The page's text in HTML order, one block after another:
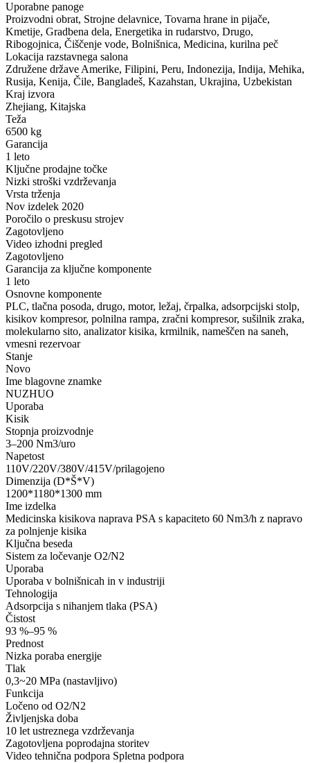
Uporabne panoge
Proizvodni obrat, Strojne delavnice, Tovarna hrane in pijače,
Kmetije, Gradbena dela, Energetika in rudarstvo, Drugo,
Ribogojnica, Čiščenje vode, Bolnišnica, Medicina, kurilna peč
Lokacija razstavnega salona
Združene države Amerike, Filipini, Peru, Indonezija, Indija, Mehika,
Rusija, Kenija, Čile, Bangladeš, Kazahstan, Ukrajina, Uzbekistan
Kraj izvora
Zhejiang, Kitajska
Teža
6500 kg
Garancija
1 leto
Ključne prodajne točke
Nizki stroški vzdrževanja
Vrsta trženja
Nov izdelek 2020
Poročilo o preskusu strojev
Zagotovljeno
Video izhodni pregled
Zagotovljeno
Garancija za ključne komponente
1 leto
Osnovne komponente
PLC, tlačna posoda, drugo, motor, ležaj, črpalka, adsorpcijski stolp,
kisikov kompresor, polnilna rampa, zračni kompresor, sušilnik zraka,
molekularno sito, analizator kisika, krmilnik, nameščen na saneh,
vmesni rezervoar
Stanje
Novo
Ime blagovne znamke
NUZHUO
Uporaba
Kisik
Stopnja proizvodnje
3–200 Nm3/uro
Napetost
110V/220V/380V/415V/prilagojeno
Dimenzija (D*Š*V)
1200*1180*1300 mm
Ime izdelka
Medicinska kisikova naprava PSA s kapaciteto 60 Nm3/h z napravo
za polnjenje kisika
Ključna beseda
Sistem za ločevanje O2/N2
Uporaba
Uporaba v bolnišnicah in v industriji
Tehnologija
Adsorpcija s nihanjem tlaka (PSA)
Čistost
93 %–95 %
Prednost
Nizka poraba energije
Tlak
0,3~20 MPa (nastavljivo)
Funkcija
Ločeno od O2/N2
Življenjska doba
10 let ustreznega vzdrževanja
Zagotovljena poprodajna storitev
Video tehnična podpora Spletna podpora